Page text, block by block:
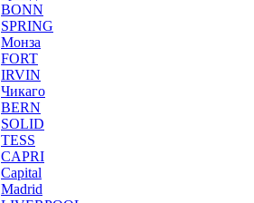
BONN
SPRING
Монза
FORT
IRVIN
Чикаго
BERN
SOLID
TESS
CAPRI
Capital
Madrid